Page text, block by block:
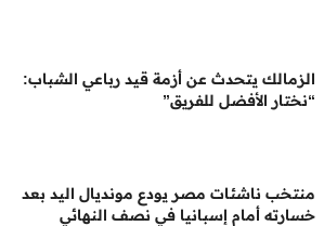
الزمالك يتحدث عن أزمة قيد رباعي الشباب:
“نختار الأفضل للفريق”
منتخب ناشئات مصر يودع مونديال اليد بعد
خسارته أمام إسبانيا في نصف النهائي